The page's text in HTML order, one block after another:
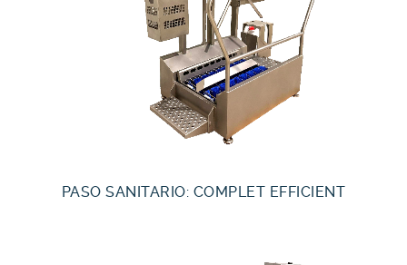
PASO SANITARIO: COMPLET EFFICIENT